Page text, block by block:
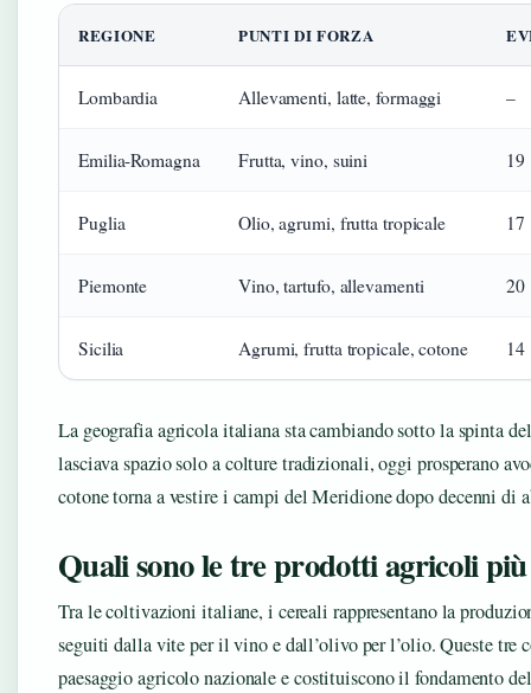
REGIONE PUNTI DI FORZA
Lombardia Allevamenti, latte, formaggi –
Emilia-Romagna Frutta, vino, suini 19
Puglia Olio, agrumi, frutta tropicale 17
Piemonte Vino, tartufo, allevamenti 20
Sicilia Agrumi, frutta tropicale, cotone 14
La geografia agricola italiana sta cambiando sotto la spinta
lasciava spazio solo a colture tradizionali, oggi prosperano
cotone torna a vestire i campi del Meridione dopo decenni di
Quali sono le tre prodotti agricoli
Tra le coltivazioni italiane, i cereali rappresentano la
seguiti dalla vite per il vino e dall’olivo per l’olio. Queste tre
paesaggio agricolo nazionale e costituiscono il fondamento